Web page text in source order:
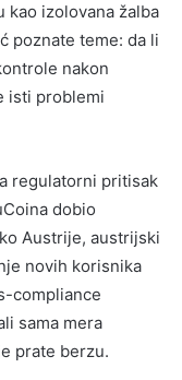
kao izolovana žalba
poznate teme: da li
nakon
isti problemi
regulatorni pritisak
dobio
Austrije, austrijski
novih korisnika
compliance
sama mera
prate berzu.